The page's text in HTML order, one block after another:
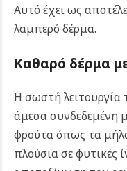
Αυτό έχει ως
λαμπερό δέρμα.
Καθαρό δέρμα
Η σωστή λειτουργία
άμεσα συνδεδεμένη
φρούτα όπως τα
πλούσια σε φυτικές